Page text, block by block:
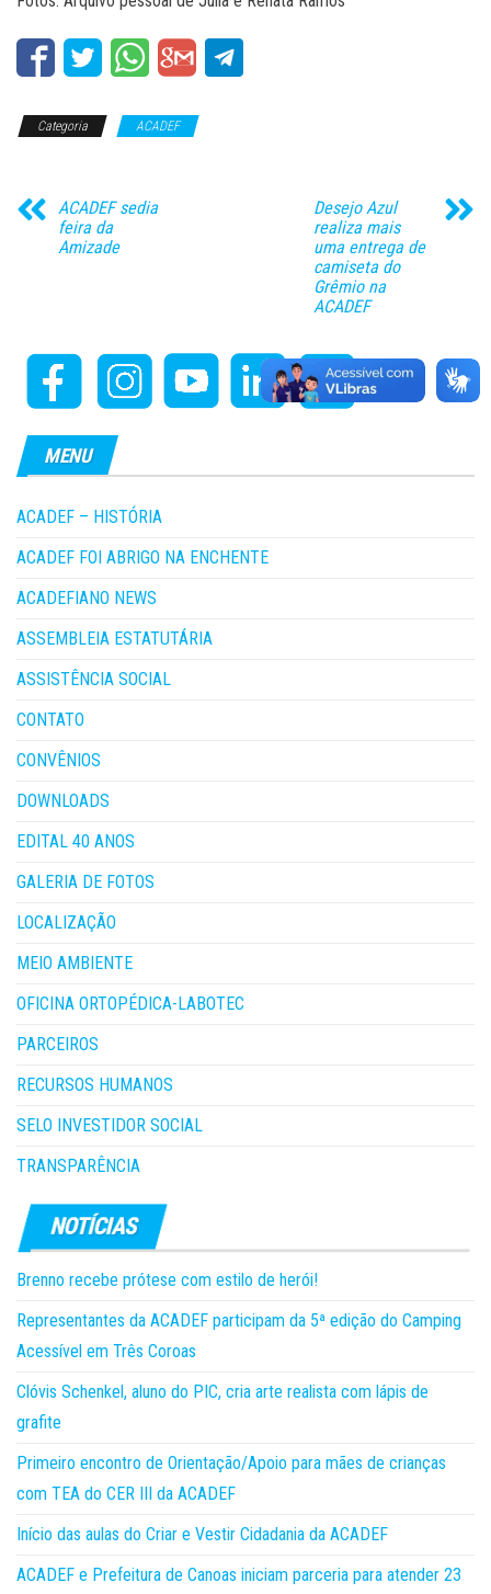
Categoria ACADEF
ACADEF sedia
feira da
Amizade
Desejo Azul
realiza mais
uma entrega de
camiseta do
Grêmio na
ACADEF
MENU
ACADEF – HISTÓRIA
ACADEF FOI ABRIGO NA ENCHENTE
ACADEFIANO NEWS
ASSEMBLEIA ESTATUTÁRIA
ASSISTÊNCIA SOCIAL
CONTATO
CONVÊNIOS
DOWNLOADS
EDITAL 40 ANOS
GALERIA DE FOTOS
LOCALIZAÇÃO
MEIO AMBIENTE
OFICINA ORTOPÉDICA-LABOTEC
PARCEIROS
RECURSOS HUMANOS
SELO INVESTIDOR SOCIAL
TRANSPARÊNCIA
Brenno recebe prótese com estilo de herói!
Representantes da ACADEF participam da 5ª edição do Camping
Acessível em Três Coroas
Clóvis Schenkel, aluno do PIC, cria arte realista com lápis de
grafite
Primeiro encontro de Orientação/Apoio para mães de crianças
com TEA do CER III da ACADEF
Início das aulas do Criar e Vestir Cidadania da ACADEF
ACADEF e Prefeitura de Canoas iniciam parceria para atender 23